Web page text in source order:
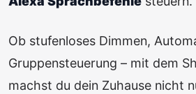
Ob stufenloses Dimmen,
Gruppensteuerung – mit dem
machst du dein Zuhause nicht